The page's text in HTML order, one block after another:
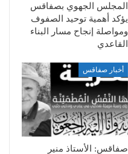
المجلس الجهوي بصفاقس
يؤكد أهمية توحيد الصفوف
ومواصلة إنجاح مسار البناء
القاعدي
أخبار صفاقس
صفاقس: الأستاذ منير